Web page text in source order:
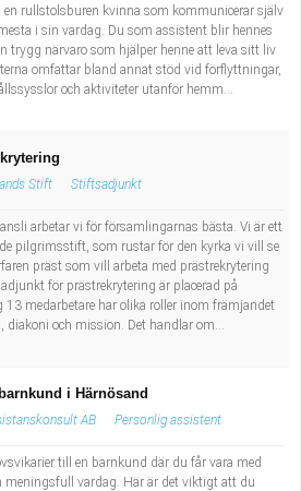
en rullstolsburen kvinna som kommunicerar själv
i sin vardag. Du som assistent blir hennes
trygg närvaro som hjälper henne att leva sitt liv
omfattar bland annat stöd vid förflyttningar,
och aktiviteter utanför hemm...
Stift Stiftsadjunkt
arbetar vi för församlingarnas bästa. Vi är ett
pilgrimsstift, som rustar för den kyrka vi vill se
präst som vill arbeta med prästrekrytering
för prästrekrytering är placerad på
13 medarbetare har olika roller inom främjandet
och mission. Det handlar om...
i Härnösand
AB Personlig assistent
till en barnkund där du får vara med
meningsfull vardag. Här är det viktigt att du